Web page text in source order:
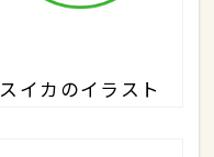
スイカのイラスト